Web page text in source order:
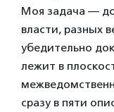
Моя задача —
власти, разных
убедительно
лежит в
сразу в пяти